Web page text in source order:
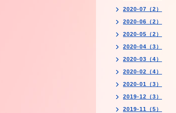
2020-07（2）
2020-06（2）
2020-05（2）
2020-04（3）
2020-03（4）
2020-02（4）
2020-01（3）
2019-12（3）
2019-11（5）